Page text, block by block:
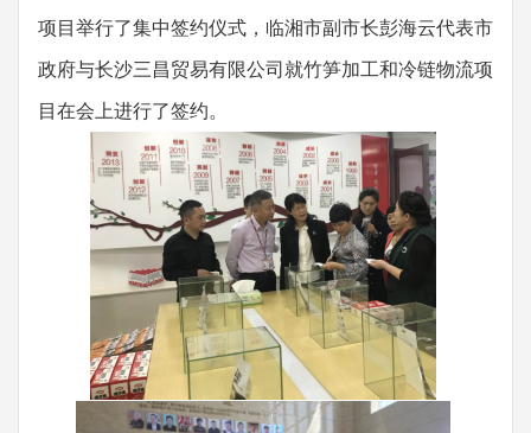
项目举行了集中签约仪式，临湘市副市长彭海云代表市
政府与长沙三昌贸易有限公司就竹笋加工和冷链物流项
目在会上进行了签约。